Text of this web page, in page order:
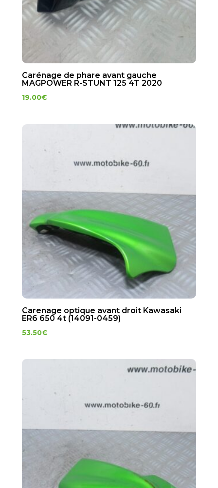
Carénage de phare avant gauche
MAGPOWER R-STUNT 125 4T 2020
19.00€
Carenage optique avant droit Kawasaki
ER6 650 4t (14091-0459)
53.50€